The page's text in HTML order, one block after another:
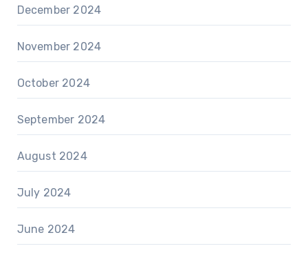
December 2024
November 2024
October 2024
September 2024
August 2024
July 2024
June 2024